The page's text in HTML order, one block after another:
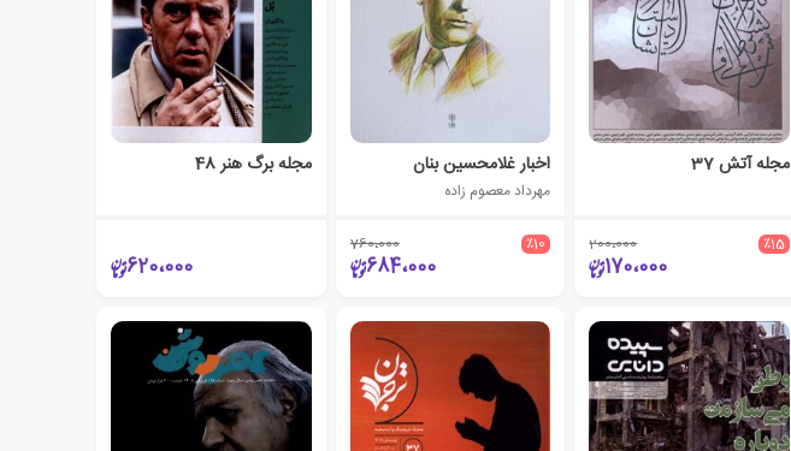
مجله آتش 37
٪15 200،000
170،000
اخبار غلامحسین بنان
مهرداد معصوم زاده
٪10 760،000
684،000
مجله برگ هنر 48
620،000